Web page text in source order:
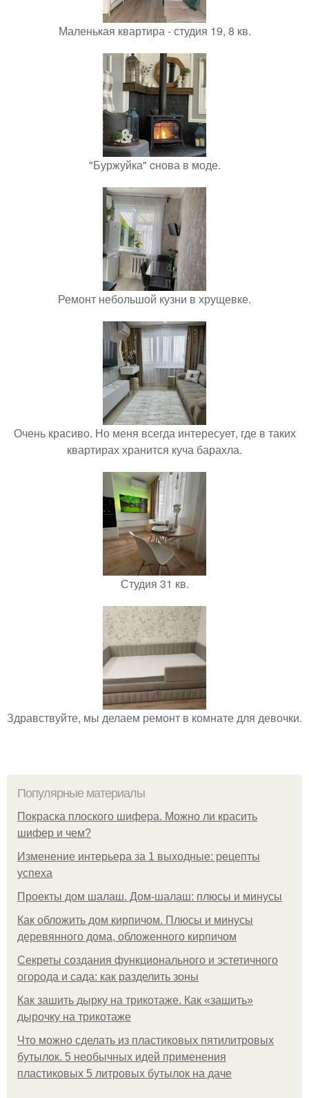
Маленькая квартира - студия 19, 8 кв.
"Буржуйка" cнова в моде.
Ремонт небольшой кузни в хрущевке.
Очень красиво. Но меня всегда интересует, где в таких
квартирах хранится куча барахла.
Студия 31 кв.
Здравствуйте, мы делаем ремонт в комнате для девочки.
Популярные материалы
Покраска плоского шифера. Можно ли красить
шифер и чем?
Изменение интерьера за 1 выходные: рецепты
успеха
Проекты дом шалаш. Дом-шалаш: плюсы и минусы
Как обложить дом кирпичом. Плюсы и минусы
деревянного дома, обложенного кирпичом
Секреты создания функционального и эстетичного
огорода и сада: как разделить зоны
Как зашить дырку на трикотаже. Как «зашить»
дырочку на трикотаже
Что можно сделать из пластиковых пятилитровых
бутылок. 5 необычных идей применения
пластиковых 5 литровых бутылок на даче